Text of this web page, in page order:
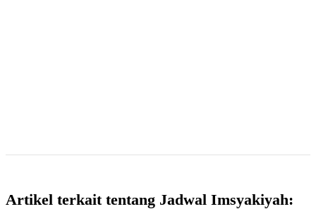
Artikel terkait tentang Jadwal Imsyakiyah: